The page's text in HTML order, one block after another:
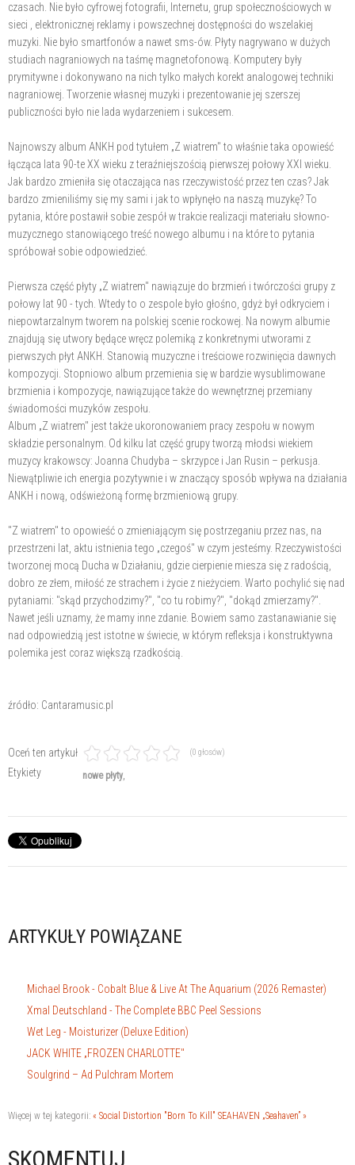
czasach. Nie było cyfrowej fotografii, Internetu, grup społecznościowych w
sieci , elektronicznej reklamy i powszechnej dostępności do wszelakiej
muzyki. Nie było smartfonów a nawet sms-ów. Płyty nagrywano w dużych
studiach nagraniowych na taśmę magnetofonową. Komputery były
prymitywne i dokonywano na nich tylko małych korekt analogowej techniki
nagraniowej. Tworzenie własnej muzyki i prezentowanie jej szerszej
publiczności było nie lada wydarzeniem i sukcesem.
Najnowszy album ANKH pod tytułem „Z wiatrem" to właśnie taka opowieść
łącząca lata 90-te XX wieku z teraźniejszością pierwszej połowy XXI wieku.
Jak bardzo zmieniła się otaczająca nas rzeczywistość przez ten czas? Jak
bardzo zmieniliśmy się my sami i jak to wpłynęło na naszą muzykę? To
pytania, które postawił sobie zespół w trakcie realizacji materiału słowno-
muzycznego stanowiącego treść nowego albumu i na które to pytania
spróbował sobie odpowiedzieć.
Pierwsza część płyty „Z wiatrem" nawiązuje do brzmień i twórczości grupy z
połowy lat 90 - tych. Wtedy to o zespole było głośno, gdyż był odkryciem i
niepowtarzalnym tworem na polskiej scenie rockowej. Na nowym albumie
znajdują się utwory będące wręcz polemiką z konkretnymi utworami z
pierwszych płyt ANKH. Stanowią muzyczne i treściowe rozwinięcia dawnych
kompozycji. Stopniowo album przemienia się w bardzie wysublimowane
brzmienia i kompozycje, nawiązujące także do wewnętrznej przemiany
świadomości muzyków zespołu.
Album „Z wiatrem" jest także ukoronowaniem pracy zespołu w nowym
składzie personalnym. Od kilku lat część grupy tworzą młodsi wiekiem
muzycy krakowscy: Joanna Chudyba – skrzypce i Jan Rusin – perkusja.
Niewątpliwie ich energia pozytywnie i w znaczący sposób wpływa na działania
ANKH i nową, odświeżoną formę brzmieniową grupy.
"Z wiatrem" to opowieść o zmieniającym się postrzeganiu przez nas, na
przestrzeni lat, aktu istnienia tego „czegoś" w czym jesteśmy. Rzeczywistości
tworzonej mocą Ducha w Działaniu, gdzie cierpienie miesza się z radością,
dobro ze złem, miłość ze strachem i życie z nieżyciem. Warto pochylić się nad
pytaniami: "skąd przychodzimy?", "co tu robimy?", "dokąd zmierzamy?".
Nawet jeśli uznamy, że mamy inne zdanie. Bowiem samo zastanawianie się
nad odpowiedzią jest istotne w świecie, w którym refleksja i konstruktywna
polemika jest coraz większą rzadkością.
źródło: Cantaramusic.pl
Oceń ten artykuł (0 głosów)
Etykiety nowe płyty
ARTYKUŁY POWIĄZANE
Michael Brook - Cobalt Blue & Live At The Aquarium (2026 Remaster)
Xmal Deutschland - The Complete BBC Peel Sessions
Wet Leg - Moisturizer (Deluxe Edition)
JACK WHITE „FROZEN CHARLOTTE"
Soulgrind – Ad Pulchram Mortem
Więcej w tej kategorii: « Social Distortion "Born To Kill" SEAHAVEN „Seahaven” »
SKOMENTUJ